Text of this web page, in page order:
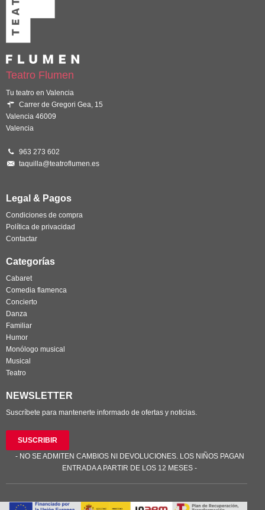
Teatro Flumen
Tu teatro en Valencia
Carrer de Gregori Gea, 15
Valencia 46009
Valencia
963 273 602
taquilla@teatroflumen.es
Legal & Pagos
Condiciones de compra
Política de privacidad
Contactar
Categorías
Cabaret
Comedia flamenca
Concierto
Danza
Familiar
Humor
Monólogo musical
Musical
Teatro
NEWSLETTER
Suscríbete para mantenerte informado de ofertas y noticias.
SUSCRIBIR
- NO SE ADMITEN CAMBIOS NI DEVOLUCIONES. LOS NIÑOS PAGAN
ENTRADA A PARTIR DE LOS 12 MESES -